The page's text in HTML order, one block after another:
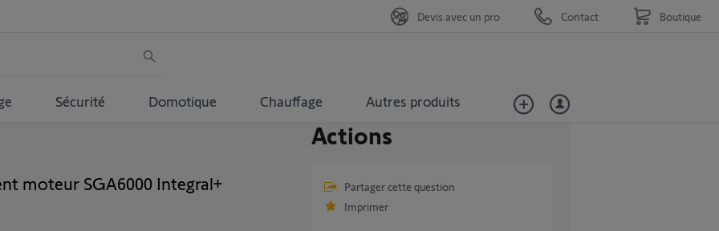
Sécurité Domotique Chauffage Autres produits
Devis avec un pro Contact Boutique
moteur SGA6000 Integral+
Actions
Partager cette question
Imprimer